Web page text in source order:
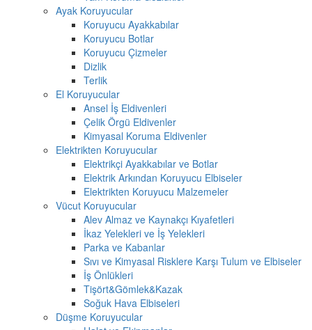
Ayak Koruyucular
Koruyucu Ayakkabılar
Koruyucu Botlar
Koruyucu Çizmeler
Dizlik
Terlik
El Koruyucular
Ansel İş Eldivenleri
Çelik Örgü Eldivenler
Kimyasal Koruma Eldivenler
Elektrikten Koruyucular
Elektrikçi Ayakkabılar ve Botlar
Elektrik Arkından Koruyucu Elbiseler
Elektrikten Koruyucu Malzemeler
Vücut Koruyucular
Alev Almaz ve Kaynakçı Kıyafetleri
İkaz Yelekleri ve İş Yelekleri
Parka ve Kabanlar
Sıvı ve Kimyasal Risklere Karşı Tulum ve Elbiseler
İş Önlükleri
Tişört&Gömlek&Kazak
Soğuk Hava Elbiseleri
Düşme Koruyucular